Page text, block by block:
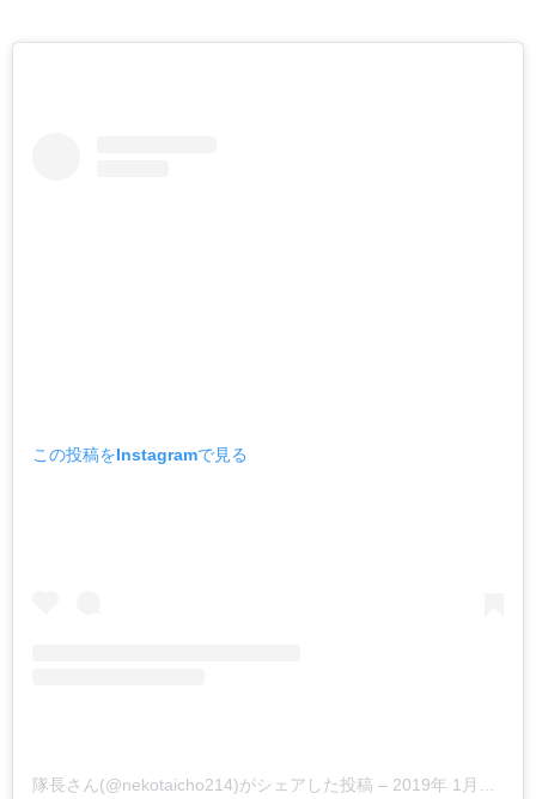
この投稿をInstagramで見る
隊長さん(@nekotaicho214)がシェアした投稿 – 2019年 1月月29日午後5時55分PST